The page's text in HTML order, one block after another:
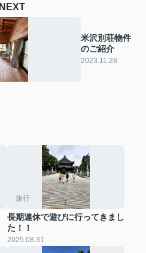
NEXT
米沢別荘物件
のご紹介
2023.11.28
旅行
長期連休で遊びに行ってきまし
た！！
2025.08.31